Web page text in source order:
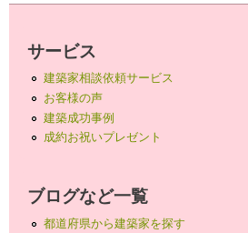
サービス
建築家相談依頼サービス
お客様の声
建築成功事例
成約お祝いプレゼント
ブログなど一覧
都道府県から建築家を探す